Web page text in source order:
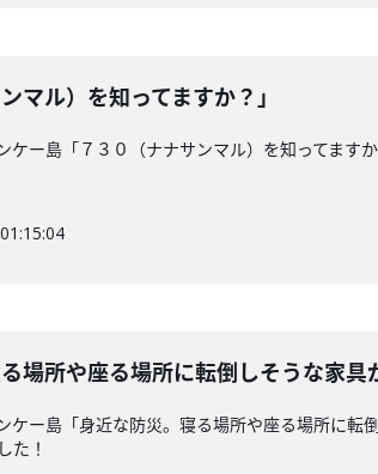
マル）を知ってますか？」
ケー島「７３０（ナナサンマル）を知ってま
01:15:04
場所や座る場所に転倒しそうな家具
ケー島「身近な防災。寝る場所や座る場所に
た！